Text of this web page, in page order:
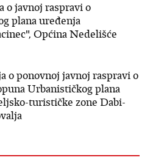
o javnoj raspravi o
plana uređenja
Općina Nedelišće
o ponovnoj javnoj raspravi o
Urbanističkog plana
turističke zone Dabi-